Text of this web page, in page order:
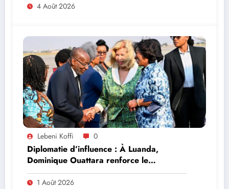
4 Août 2026
Lebeni Koffi 0
Diplomatie d’influence : À Luanda,
Dominique Ouattara renforce le
leadership solidaire de la Côte d’Ivoire en
Afrique
1 Août 2026